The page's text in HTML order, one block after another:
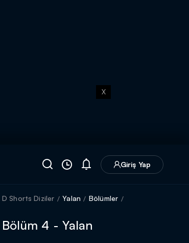
X
Giriş Yap
D Shorts Diziler Yalan Bölümler
Bölüm 4 - Yalan